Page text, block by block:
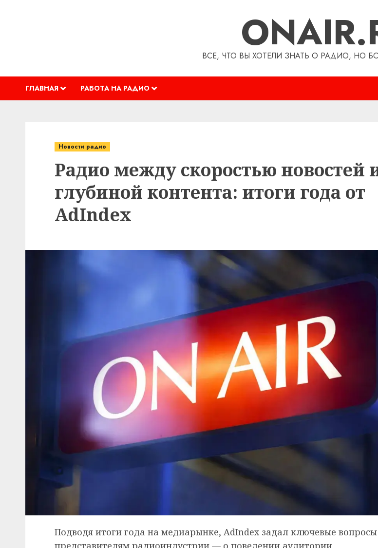
ВСЕ, ЧТО ВЫ ХОТЕЛИ ЗНАТЬ О РАДИО, НО
ГЛАВНАЯ РАБОТА НА РАДИО
Новости радио
Радио между скоростью новостей
глубиной контента: итоги года от
AdIndex
Подводя итоги года на медиарынке, AdIndex задал ключевые вопросы
представителям радиоиндустрии — о поведении аудитории,